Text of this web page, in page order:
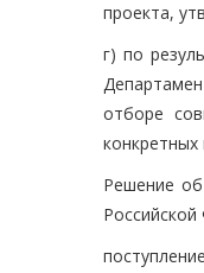
проекта,
г) по
отборе
конкретных
Решение